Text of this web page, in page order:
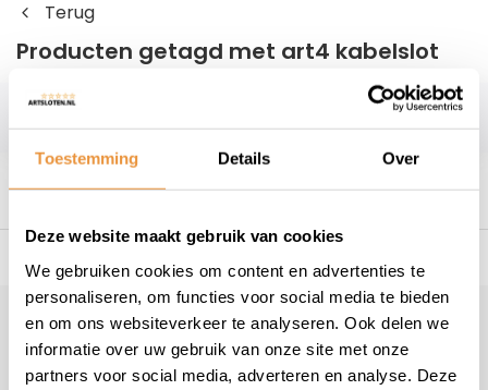
Toestemming Details Over
Deze website maakt gebruik van cookies
We gebruiken cookies om content en advertenties te
personaliseren, om functies voor social media te bieden
en om ons websiteverkeer te analyseren. Ook delen we
informatie over uw gebruik van onze site met onze
partners voor social media, adverteren en analyse. Deze
Terug
Producten getagd met art4 kabelslot
Filters
Klantenservice
Veelgestelde vragen